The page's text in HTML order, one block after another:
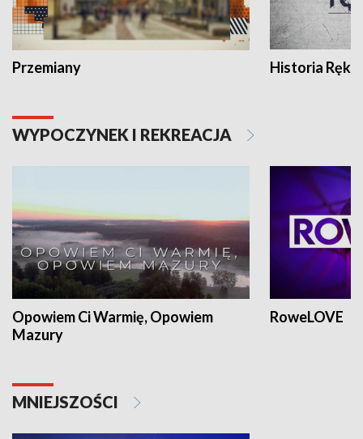
Przemiany Historia Ręką
WYPOCZYNEK I REKREACJA
Opowiem Ci Warmię, Opowiem
Mazury
RoweLOVE
MNIEJSZOŚCI